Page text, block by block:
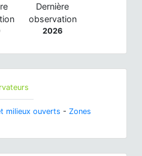
Dernière
observation
2026
milieux ouverts - Zones